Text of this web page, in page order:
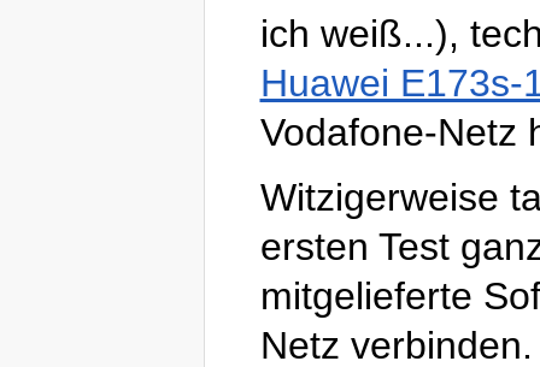
ich weiß...),
Huawei E173s-
Vodafone-Netz
Witzigerweise
ersten Test
mitgelieferte
Netz